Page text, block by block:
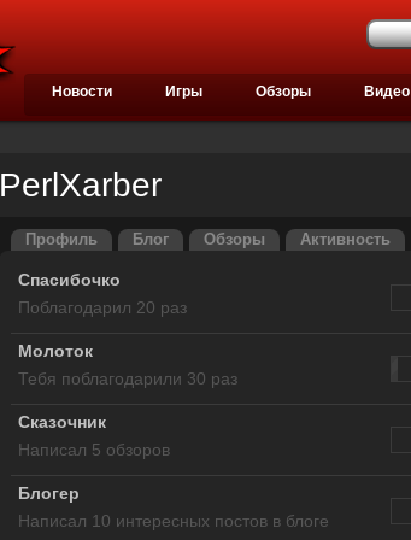
Новости Игры Обзоры Видео
PerlXarber
Профиль Блог Обзоры Активность
Спасибочко
Поблагодарил 20 раз
Молоток
Тебя поблагодарили 30 раз
Сказочник
Написал 5 обзоров
Блогер
Написал 10 интересных постов в блоге